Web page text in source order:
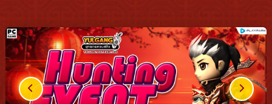
Previous Slide Next